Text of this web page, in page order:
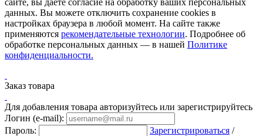
данных. Вы можете отключить сохранение cookies в
настройках браузера в любой момент. На сайте также
применяются рекомендательные технологии. Подробнее об
обработке персональных данных — в нашей Политике
конфиденциальности.
Заказ товара
Для добавления товара авторизуйтесь или зарегистрируйтесь
Логин (e-mail):
Пароль:
Зарегистрироваться /